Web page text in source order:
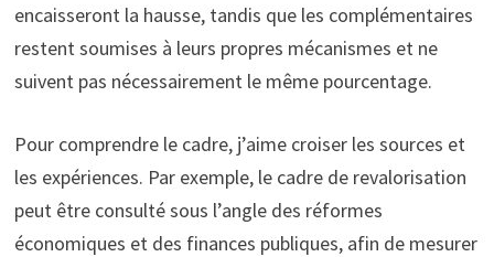
encaisseront la hausse, tandis que les complémentaires
restent soumises à leurs propres mécanismes et ne
suivent pas nécessairement le même pourcentage.
Pour comprendre le cadre, j’aime croiser les sources et
les expériences. Par exemple, le cadre de revalorisation
peut être consulté sous l’angle des réformes
économiques et des finances publiques, afin de mesurer